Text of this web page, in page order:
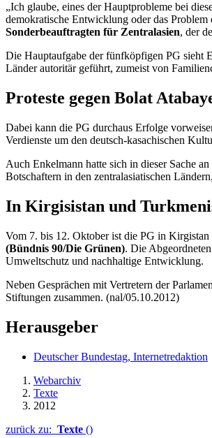
„Ich glaube, eines der Hauptprobleme bei
demokratische Entwicklung oder das
Sonderbeauftragten für Zentralasien, der
Die Hauptaufgabe der fünfköpfigen PG sieht
Länder autoritär geführt, zumeist von Familien
Proteste gegen Bolat
Dabei kann die PG durchaus Erfolge
Verdienste um den deutsch-kasachischen
Auch Enkelmann hatte sich in dieser Sache
Botschaftern in den zentralasiatischen
In Kirgisistan und
Vom 7. bis 12. Oktober ist die PG in
(Bündnis 90/Die Grünen). Die
Umweltschutz und nachhaltige Entwicklung.
Neben Gesprächen mit Vertretern der
Stiftungen zusammen. (nal/05.10.2012)
Herausgeber
Deutscher Bundestag, Internetredaktion
Webarchiv
Texte
2012
zurück zu: Texte ()